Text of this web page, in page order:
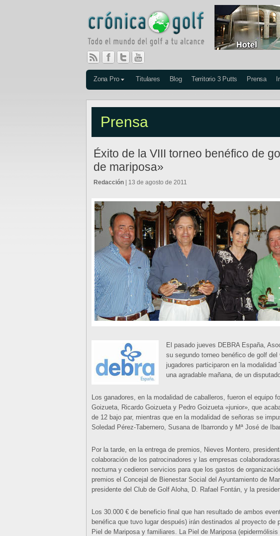
Zona Pro Titulares Blog Territorio 3 Putts Prensa
Prensa
Éxito de la VIII torneo benéfico de
de mariposa»
Redacción | 13 de agosto de 2011
El pasado jueves DEBRA España,
su segundo torneo benéfico de golf
jugadores participaron en la
una agradable mañana, de un
Los ganadores, en la modalidad de caballeros, fueron el equipo
Goizueta, Ricardo Goizueta y Pedro Goizueta «junior», que
de 12 bajo par, mientras que en la modalidad de señoras se
Soledad Pérez-Tabernero, Susana de Ibarrondo y Mª José de
Por la tarde, en la entrega de premios, Nieves Montero,
colaboración de los patrocinadores y las empresas
nocturna y cedieron servicios para que los gastos de
premios el Concejal de Bienestar Social del Ayuntamiento de
presidente del Club de Golf Aloha, D. Rafael Fontán, y la
Los 30.000 € de beneficio final que han resultado de ambos
benéfica que tuvo lugar después) irán destinados al proyecto de
Piel de Mariposa y familiares. La Piel de Mariposa